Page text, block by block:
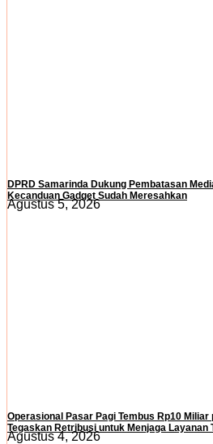
DPRD Samarinda Dukung Pembatasan
Kecanduan Gadget Sudah Meresahkan
Agustus 5, 2026
Operasional Pasar Pagi Tembus Rp10
Tegaskan Retribusi untuk Menjaga Layanan
Agustus 4, 2026